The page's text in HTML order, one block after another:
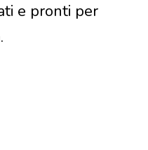
e pronti per